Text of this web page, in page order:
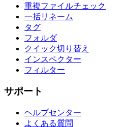
重複ファイルチェック
一括リネーム
タグ
フォルダ
クイック切り替え
インスペクター
フィルター
サポート
ヘルプセンター
よくある質問